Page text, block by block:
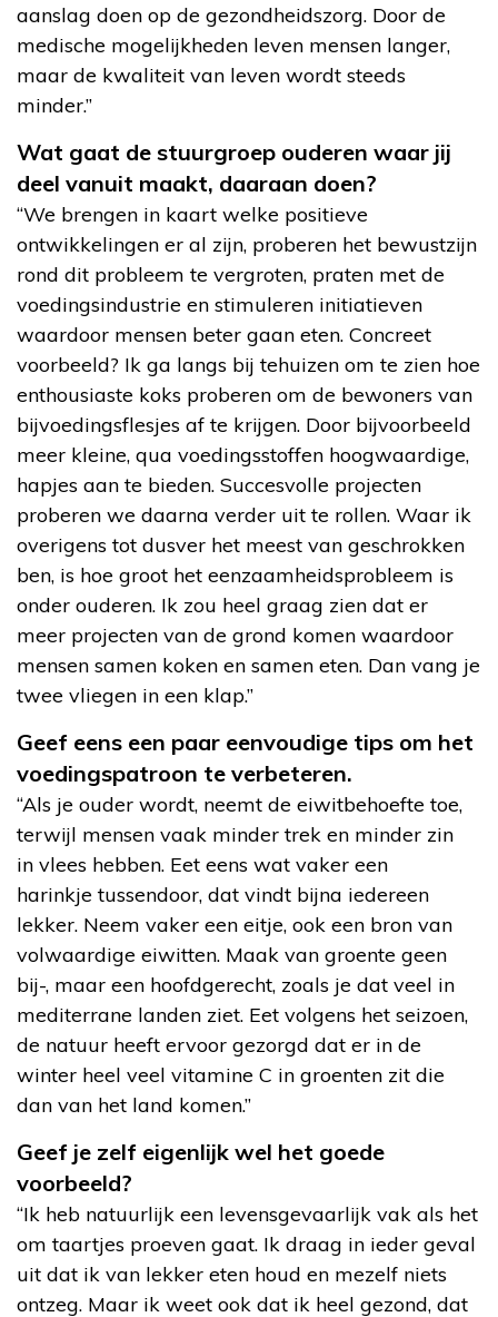
aanslag doen op de gezondheidszorg. Door de
medische mogelijkheden leven mensen langer,
maar de kwaliteit van leven wordt steeds
minder.”
Wat gaat de stuurgroep ouderen waar jij
deel vanuit maakt, daaraan doen?
“We brengen in kaart welke positieve
ontwikkelingen er al zijn, proberen het bewustzijn
rond dit probleem te vergroten, praten met de
voedingsindustrie en stimuleren initiatieven
waardoor mensen beter gaan eten. Concreet
voorbeeld? Ik ga langs bij tehuizen om te zien hoe
enthousiaste koks proberen om de bewoners van
bijvoedingsflesjes af te krijgen. Door bijvoorbeeld
meer kleine, qua voedingsstoffen hoogwaardige,
hapjes aan te bieden. Succesvolle projecten
proberen we daarna verder uit te rollen. Waar ik
overigens tot dusver het meest van geschrokken
ben, is hoe groot het eenzaamheidsprobleem is
onder ouderen. Ik zou heel graag zien dat er
meer projecten van de grond komen waardoor
mensen samen koken en samen eten. Dan vang je
twee vliegen in een klap.”
Geef eens een paar eenvoudige tips om het
voedingspatroon te verbeteren.
“Als je ouder wordt, neemt de eiwitbehoefte toe,
terwijl mensen vaak minder trek en minder zin
in vlees hebben. Eet eens wat vaker een
harinkje tussendoor, dat vindt bijna iedereen
lekker. Neem vaker een eitje, ook een bron van
volwaardige eiwitten. Maak van groente geen
bij-, maar een hoofdgerecht, zoals je dat veel in
mediterrane landen ziet. Eet volgens het seizoen,
de natuur heeft ervoor gezorgd dat er in de
winter heel veel vitamine C in groenten zit die
dan van het land komen.”
Geef je zelf eigenlijk wel het goede
voorbeeld?
“Ik heb natuurlijk een levensgevaarlijk vak als het
om taartjes proeven gaat. Ik draag in ieder geval
uit dat ik van lekker eten houd en mezelf niets
ontzeg. Maar ik weet ook dat ik heel gezond, dat